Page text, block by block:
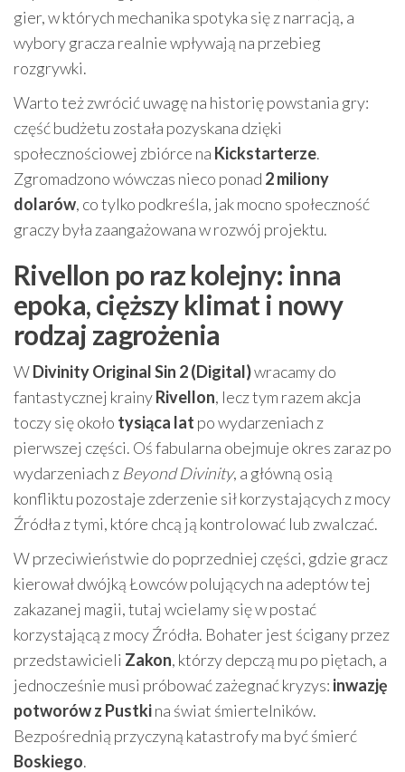
gier, w których mechanika spotyka się z narracją, a
wybory gracza realnie wpływają na przebieg
rozgrywki.
Warto też zwrócić uwagę na historię powstania gry:
część budżetu została pozyskana dzięki
społecznościowej zbiórce na Kickstarterze.
Zgromadzono wówczas nieco ponad 2 miliony
dolarów, co tylko podkreśla, jak mocno społeczność
graczy była zaangażowana w rozwój projektu.
Rivellon po raz kolejny: inna
epoka, cięższy klimat i nowy
rodzaj zagrożenia
WDivinity Original Sin 2 (Digital)wracamy do
fantastycznej krainyRivellon, lecz tym razem akcja
toczy się około tysiąca lat po wydarzeniach z
pierwszej części. Oś fabularna obejmuje okres zaraz po
wydarzeniach z Beyond Divinity, a główną osią
konfliktu pozostaje zderzenie sił korzystających z mocy
Źródła z tymi, które chcą ją kontrolować lub zwalczać.
W przeciwieństwie do poprzedniej części, gdzie gracz
kierował dwójką Łowców polujących na adeptów tej
zakazanej magii, tutaj wcielamy się w postać
korzystającą z mocy Źródła. Bohater jest ścigany przez
przedstawicieli Zakon, którzy depczą mu po piętach, a
jednocześnie musi próbować zażegnać kryzys: inwazję
potworów z Pustkina świat śmiertelników.
Bezpośrednią przyczyną katastrofy ma być śmierć
Boskiego.